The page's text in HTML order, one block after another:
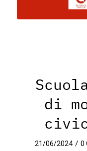
di
21/06/2024 / 0